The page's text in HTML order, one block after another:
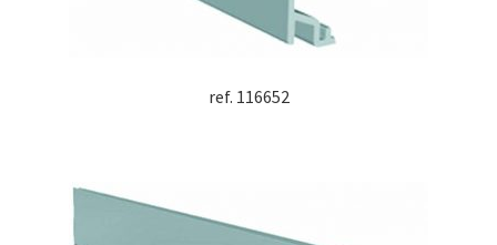
ref. 116652